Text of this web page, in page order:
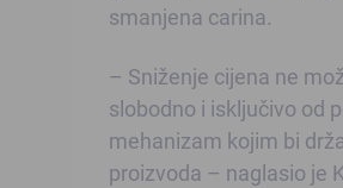
smanjena carina.
– Sniženje cijena ne
slobodno i isključivo od
mehanizam kojim bi
proizvoda – naglasio je